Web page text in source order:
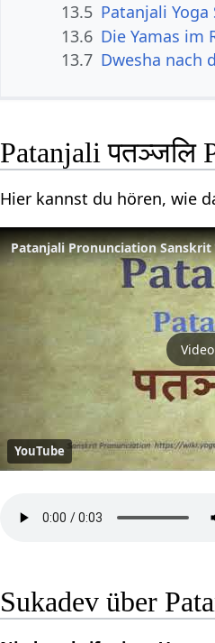
13.5 Patanjali
13.6 Die Yamas im
13.7 Dwesha nach
Patanjali पतञ्जलि
Hier kannst du hören, wie
Patanjali Pronunciation Sanskrit
YouTube
Sukadev über